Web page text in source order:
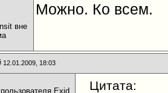
Можно. Ко всем.
12.01.2009, 18:03
Цитата: